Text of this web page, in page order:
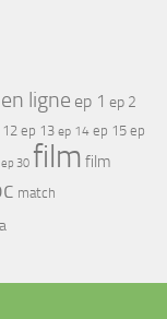
en ligne ep 1 ep 2
ep 13 ep 14 ep 15 ep
ep 30 film film
match